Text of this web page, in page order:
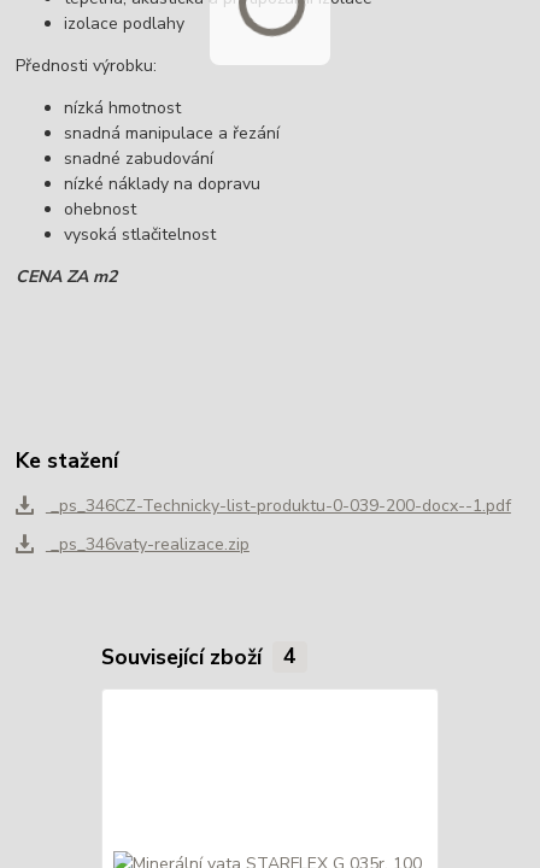
izolace podlahy
Přednosti výrobku:
nízká hmotnost
snadná manipulace a řezání
snadné zabudování
nízké náklady na dopravu
ohebnost
vysoká stlačitelnost
CENA ZA m2
Ke stažení
_ps_346CZ-Technicky-list-produktu-0-039-200-docx--1.pdf
_ps_346vaty-realizace.zip
Související zboží 4